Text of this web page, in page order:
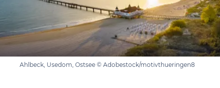
Ahlbeck, Usedom, Ostsee © Adobestock/motivthueringen8